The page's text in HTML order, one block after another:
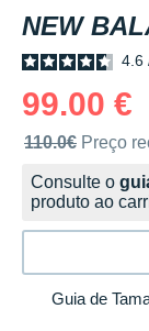
NEW
4.6
99.00 €
Preço de venda
110.0€ Preço
Consulte o
produto ao
Guia de